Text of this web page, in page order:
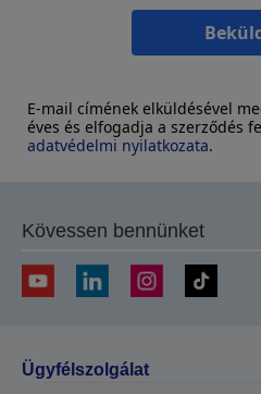
E-mail címének elküldésével
éves és elfogadja a szerződés
adatvédelmi nyilatkozata.
Kövessen bennünket
Ügyfélszolgálat